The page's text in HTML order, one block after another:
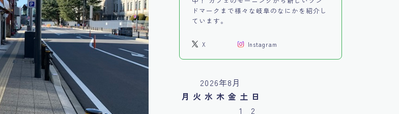
ドマークまで様々な岐阜のなにかを紹介し
ています。
X Instagram
2026年8月
月 火 水 木 金 土 日
1
2